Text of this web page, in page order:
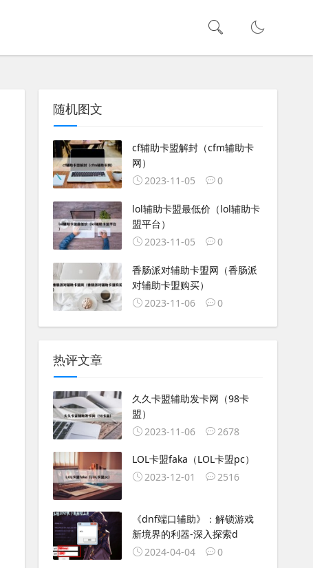
随机图文
cf辅助卡盟解封（cfm辅助卡
网）
2023-11-05
0
lol辅助卡盟最低价（lol辅助卡
盟平台）
2023-11-05
0
香肠派对辅助卡盟网（香肠派
对辅助卡盟购买）
2023-11-06
0
热评文章
久久卡盟辅助发卡网（98卡
盟）
2023-11-06
2678
LOL卡盟faka（LOL卡盟pc）
2023-12-01
2516
《dnf端口辅助》：解锁游戏
新境界的利器-深入探索d
2024-04-04
0